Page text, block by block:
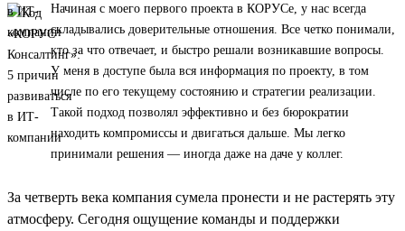
Начиная с моего первого проекта в КОРУСе, у нас всегда
складывались доверительные отношения. Все четко понимали,
кто за что отвечает, и быстро решали возникавшие вопросы.
У меня в доступе была вся информация по проекту, в том
числе по его текущему состоянию и стратегии реализации.
Такой подход позволял эффективно и без бюрократии
находить компромиссы и двигаться дальше. Мы легко
принимали решения — иногда даже на даче у коллег.
За четверть века компания сумела пронести и не растерять эту
атмосферу. Сегодня ощущение команды и поддержки